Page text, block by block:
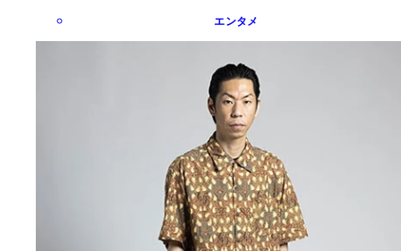
エンタメ